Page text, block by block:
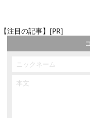
【注目の記事】[PR]